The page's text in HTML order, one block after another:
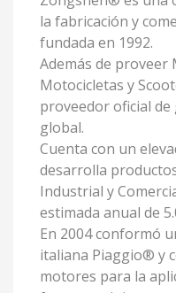
la fabricación y
fundada en 1992.
Además de proveer
Motocicletas y
proveedor oficial de
global.
Cuenta con un
desarrolla
Industrial y
estimada anual de
En 2004 conformó
italiana Piaggio® y
motores para la